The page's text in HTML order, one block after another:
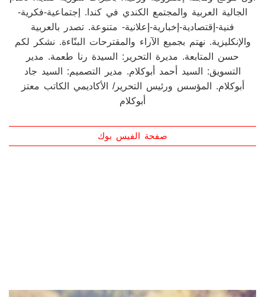
أول موقع ومجلة إلكترونية ورقية، بخبرات سورية كندية، تخدم
الجالية العربية والمجتمع الكندي في كندا. إجتماعية-فكرية-
فنية-إقتصادية-إخبارية-إعلانية- متنوعة. تصدر بالعربية
والإنكليزية. نهتم بجميع الآراء والمقترحات البنّاءة. نشكر لكم
حسن المتابعة. مديرة التحرير: السيدة رنا طعمة. مدير
أبوكلام. المؤسس ورئيس التحرير/ الأكاديمي الكاتب معتز
أبوكلام